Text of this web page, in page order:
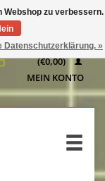
WARENKORB
(€0,00)
MEIN KONTO
Webshop zu verbessern.
Datenschutzerklärung. »